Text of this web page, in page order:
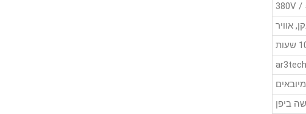
380V /
אוויר
מיובאים